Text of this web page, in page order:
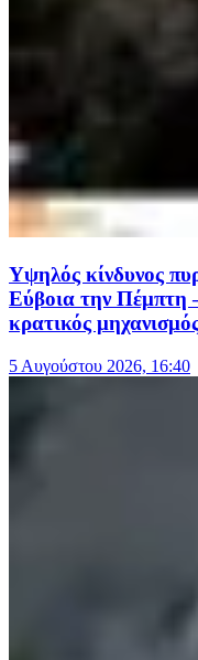
Υψηλός κίνδυνος
Εύβοια την Πέμπτη
κρατικός
5 Αυγούστου 2026, 16:40